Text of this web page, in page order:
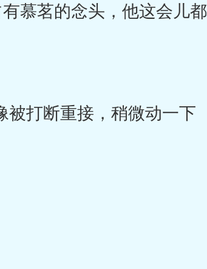
慕茗的念头，他这会儿都
打断重接，稍微动一下